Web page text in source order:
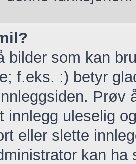
bilder som kan
f.eks. :) betyr
Prøv
innlegg uleselig
eller slette
kan ha